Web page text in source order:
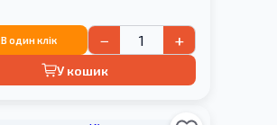
В один клік − +
У кошик